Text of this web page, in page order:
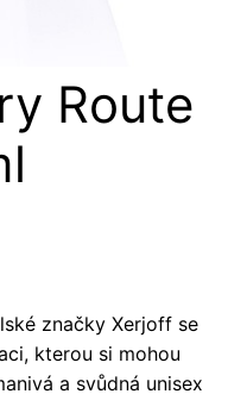
Route
značky Xerjoff se
kterou si mohou
a svůdná unisex